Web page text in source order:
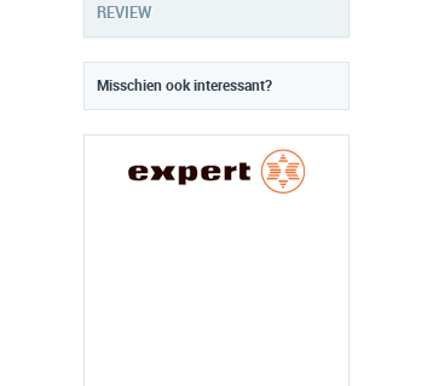
REVIEW
Misschien ook interessant?